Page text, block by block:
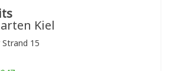
Kiel
15